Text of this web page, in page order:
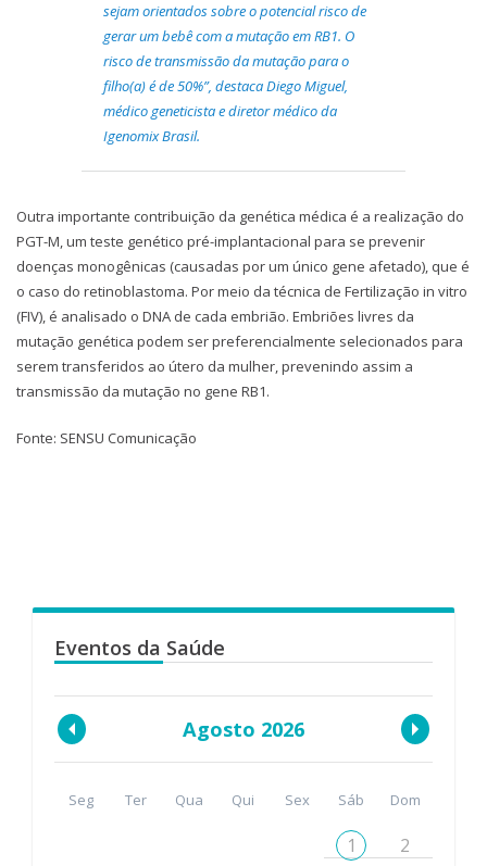
sejam orientados sobre o potencial risco de
gerar um bebê com a mutação em RB1. O
risco de transmissão da mutação para o
filho(a) é de 50%”, destaca Diego Miguel,
médico geneticista e diretor médico da
Igenomix Brasil.
Outra importante contribuição da genética médica é a realização do
PGT-M, um teste genético pré-implantacional para se prevenir
doenças monogênicas (causadas por um único gene afetado), que é
o caso do retinoblastoma. Por meio da técnica de Fertilização in vitro
(FIV), é analisado o DNA de cada embrião. Embriões livres da
mutação genética podem ser preferencialmente selecionados para
serem transferidos ao útero da mulher, prevenindo assim a
transmissão da mutação no gene RB1.
Fonte: SENSU Comunicação
Eventos da Saúde
Agosto 2026
Seg Ter Qua Qui Sex Sáb Dom
1 2